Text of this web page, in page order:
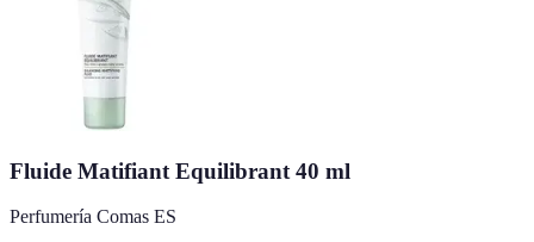
Fluide Matifiant Equilibrant 40 ml
Perfumería Comas ES